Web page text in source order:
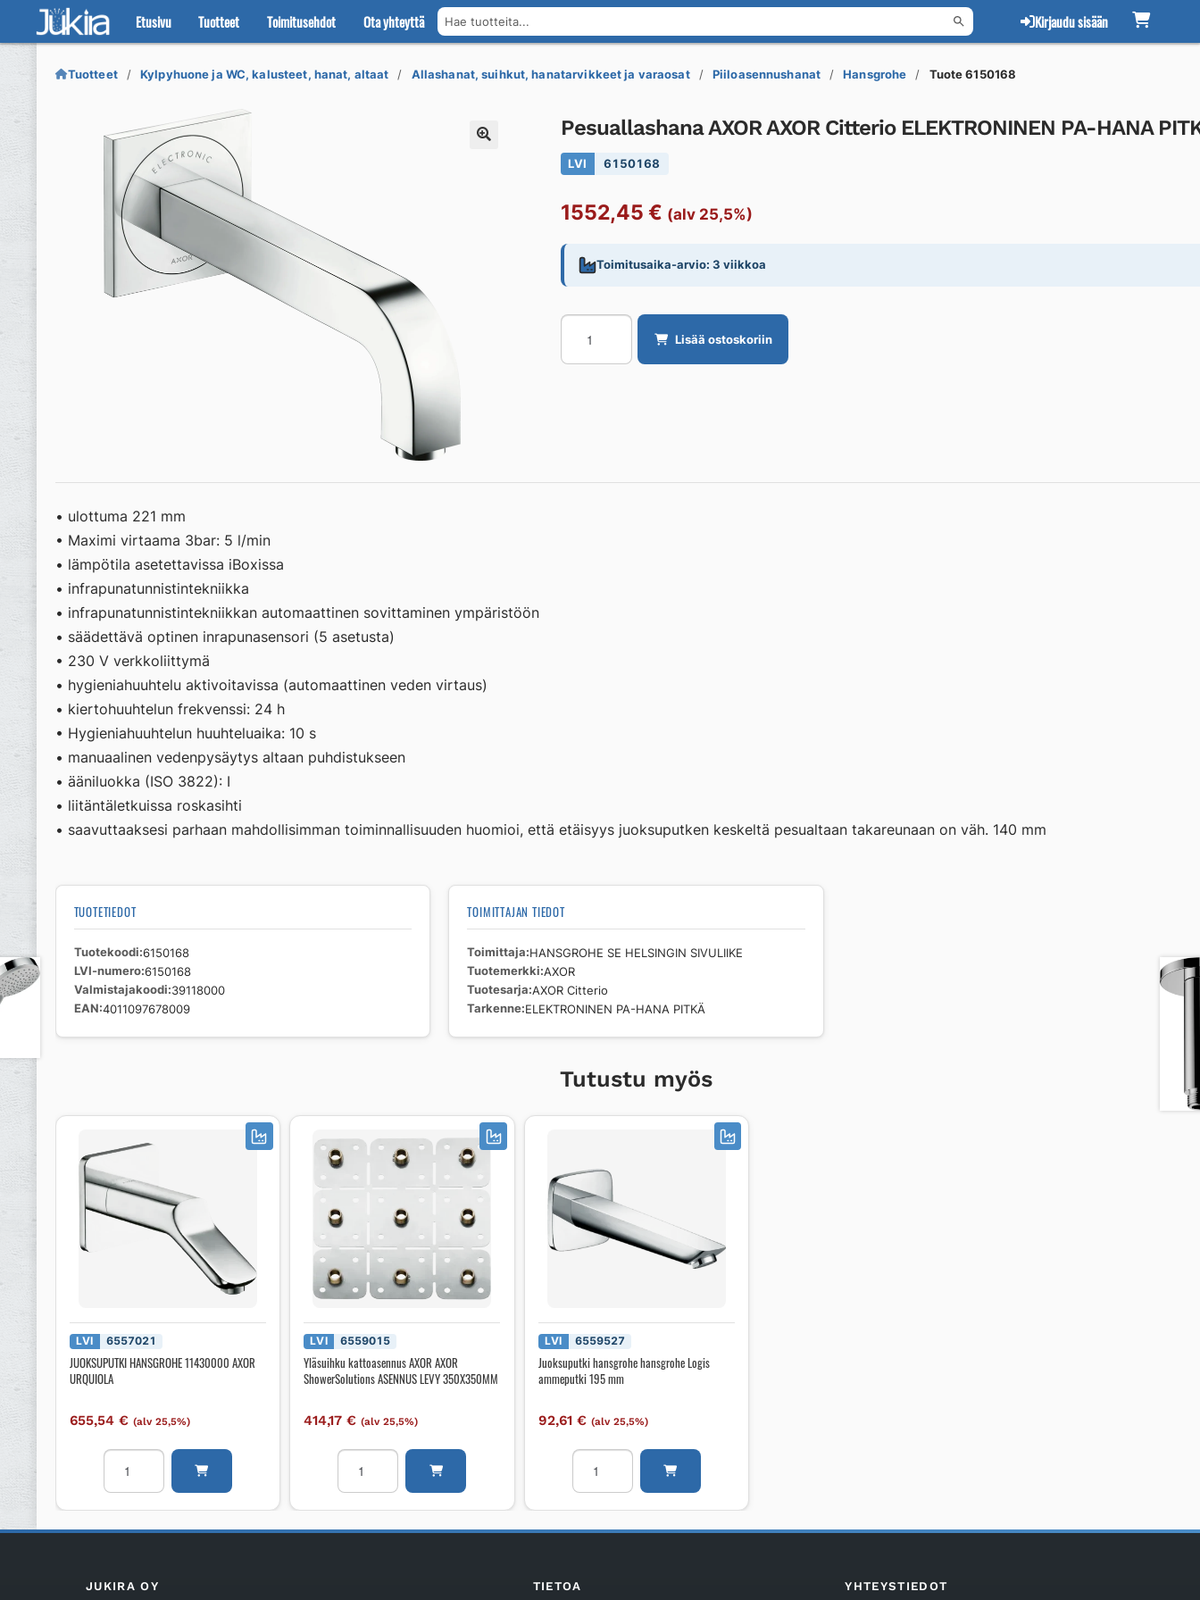
Etusivu Tuotteet Toimitusehdot Ota yhteyttä Hae tuotteita... Kirjaudu sisään
Siirry
navigointiin
Siirry
sisältöön
Tuotteet Kylpyhuone ja WC, kalusteet, hanat, altaat Allashanat, suihkut, hanatarvikkeet ja varaosat Piiloasennushanat Hansgrohe Tuote 6150168
Pesuallashana AXOR AXOR Citterio ELEKTRONINEN PA-HANA
LVI 6150168
1552,45 € (alv 25,5%)
Toimitusaika-arvio: 3 viikkoa
Pesuallashana
AXOR
AXOR
PITKÄ
Lisää ostoskoriin
• ulottuma 221 mm
• Maximi virtaama 3bar: 5 l/min
• lämpötila asetettavissa iBoxissa
• infrapunatunnistintekniikka
• infrapunatunnistintekniikkan automaattinen sovittaminen ympäristöön
• säädettävä optinen inrapunasensori (5 asetusta)
• 230 V verkkoliittymä
• hygieniahuuhtelu aktivoitavissa (automaattinen veden virtaus)
• kiertohuuhtelun frekvenssi: 24 h
• Hygieniahuuhtelun huuhteluaika: 10 s
• manuaalinen vedenpysäytys altaan puhdistukseen
• ääniluokka (ISO 3822): I
• liitäntäletkuissa roskasihti
• saavuttaaksesi parhaan mahdollisimman toiminnallisuuden huomioi, että etäisyys juoksuputken keskeltä pesualtaan takareunaan on väh. 140 mm
TUOTETIEDOT
Tuotekoodi 6150168
LVI-numero 6150168
Valmistajakoodi 39118000
EAN 4011097678009
TOIMITTAJAN TIEDOT
Toimittaja HANSGROHE SE HELSINGIN SIVULIIKE
Tuotemerkki AXOR
Tuotesarja AXOR Citterio
Tarkenne ELEKTRONINEN PA-HANA PITKÄ
Tutustu myös
LVI 6557021
JUOKSUPUTKI HANSGROHE 11430000 AXOR
URQUIOLA
655,54€ (alv 25,5%)
JUOKSUPUTKI
HANSGROHE
11430000
URQUIOLA
LVI 6559015
Yläsuihku kattoasennus AXOR AXOR
ShowerSolutions ASENNUS LEVY 350X350MM
414,17€ (alv 25,5%)
Yläsuihku
kattoasennus
AXOR
ShowerSolutions
LVI 6559527
Juoksuputki hansgrohe hansgrohe Logis
ammeputki 195 mm
92,61 € (alv 25,5%)
Juoksuputki
hansgrohe
hansgrohe
ammeputki
JUKIRA OY TIETOA YHTEYSTIEDOT